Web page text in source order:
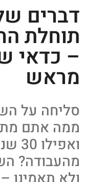
דברים
תוחלת
– כדאי
מראש
סליחה על
מהעבודה?